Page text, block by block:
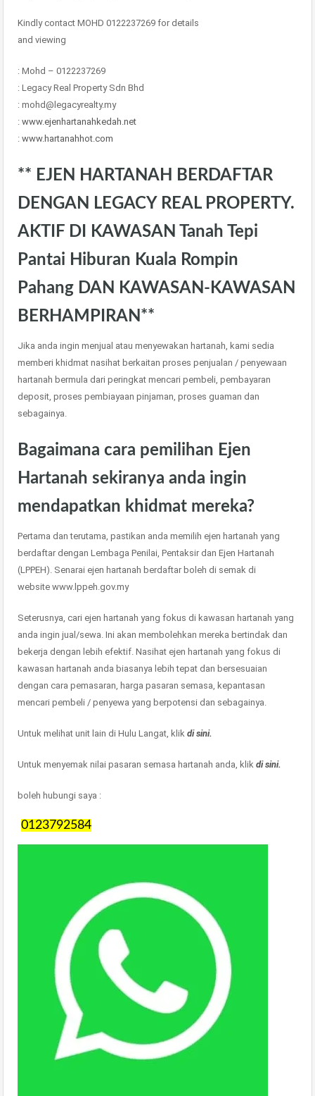
Kindly contact MOHD 0122237269 for details
and viewing
: Mohd – 0122237269
: Legacy Real Property Sdn Bhd
: mohd@legacyrealty.my
: www.ejenhartanahkedah.net
: www.hartanahhot.com
** EJEN HARTANAH BERDAFTAR
DENGAN LEGACY REAL PROPERTY.
AKTIF DI KAWASAN Tanah Tepi
Pantai Hiburan Kuala Rompin
Pahang DAN KAWASAN-KAWASAN
BERHAMPIRAN**
Jika anda ingin menjual atau menyewakan hartanah, kami sedia
memberi khidmat nasihat berkaitan proses penjualan / penyewaan
hartanah bermula dari peringkat mencari pembeli, pembayaran
deposit, proses pembiayaan pinjaman, proses guaman dan
sebagainya.
Bagaimana cara pemilihan Ejen
Hartanah sekiranya anda ingin
mendapatkan khidmat mereka?
Pertama dan terutama, pastikan anda memilih ejen hartanah yang
berdaftar dengan Lembaga Penilai, Pentaksir dan Ejen Hartanah
(LPPEH). Senarai ejen hartanah berdaftar boleh di semak di
website www.lppeh.gov.my
Seterusnya, cari ejen hartanah yang fokus di kawasan hartanah yang
anda ingin jual/sewa. Ini akan membolehkan mereka bertindak dan
bekerja dengan lebih efektif. Nasihat ejen hartanah yang fokus di
kawasan hartanah anda biasanya lebih tepat dan bersesuaian
dengan cara pemasaran, harga pasaran semasa, kepantasan
mencari pembeli / penyewa yang berpotensi dan sebagainya.
Untuk melihat unit lain di Hulu Langat, klik di sini.
Untuk menyemak nilai pasaran semasa hartanah anda, klik di sini.
boleh hubungi saya :
0123792584